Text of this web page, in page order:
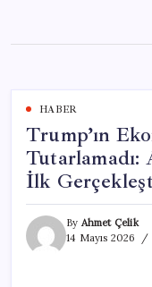
content
HABER
Trump’ın
Tutarlamadı:
İlk
By Ahmet Çelik
14 Mayıs 2026